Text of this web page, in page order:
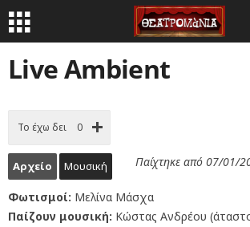
Live Ambient
Το έχω δει 0
Αρχείο Μουσική
Παίχτηκε από 07/01/
Φωτισμοί: Μελίνα Μάσχα
Παίζουν μουσική: Κώστας Ανδρέου